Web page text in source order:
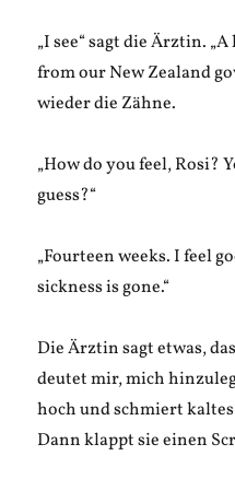
„I see“ sagt die Ärztin.
from our New Zealand
wieder die Zähne.
„How do you feel, Rosi?
guess?“
„Fourteen weeks. I feel
sickness is gone.“
Die Ärztin sagt etwas,
deutet mir, mich
hoch und schmiert
Dann klappt sie einen